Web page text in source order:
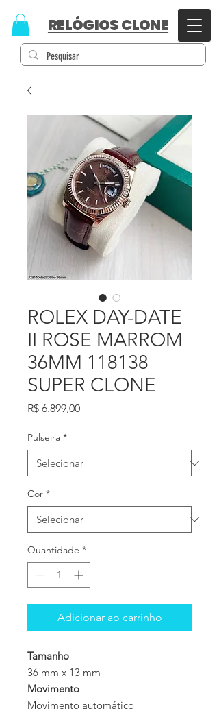
RELÓGIOS CLONE
ROLEX DAY-DATE
II ROSE MARROM
36MM 118138
SUPER CLONE
R$ 6.899,00Preço
Pulseira *
Cor *
Quantidade *
Adicionar ao carrinho
Tamanho
36 mm x 13 mm
Movimento
Movimento automático